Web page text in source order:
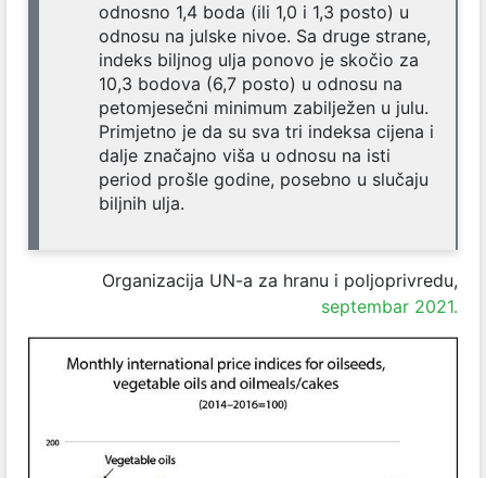
odnosno 1,4 boda (ili 1,0 i 1,3 posto) u
odnosu na julske nivoe. Sa druge strane,
indeks biljnog ulja ponovo je skočio za
10,3 bodova (6,7 posto) u odnosu na
petomjesečni minimum zabilježen u julu.
Primjetno je da su sva tri indeksa cijena i
dalje značajno viša u odnosu na isti
period prošle godine, posebno u slučaju
biljnih ulja.
Organizacija UN-a za hranu i poljoprivredu,
septembar 2021.